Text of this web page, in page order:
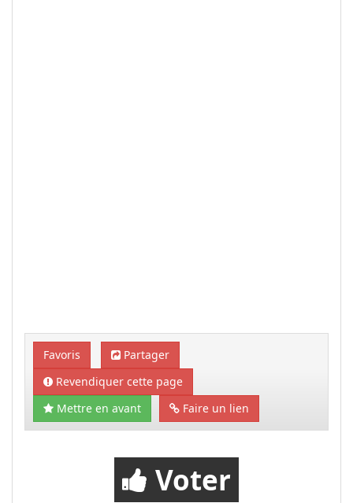
Favoris
Partager
Revendiquer cette page
Mettre en avant
Faire un lien
Voter